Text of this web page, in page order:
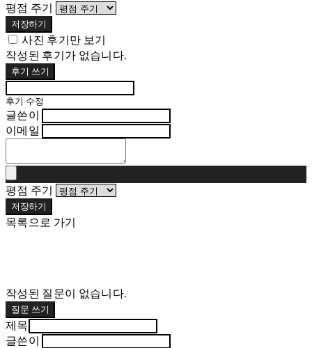
평점 주기
저장하기
사진 후기만 보기
작성된 후기가 없습니다.
후기 쓰기
후기 수정
글쓴이
이메일
평점 주기
저장하기
목록으로 가기
작성된 질문이 없습니다.
질문 쓰기
제목
글쓴이